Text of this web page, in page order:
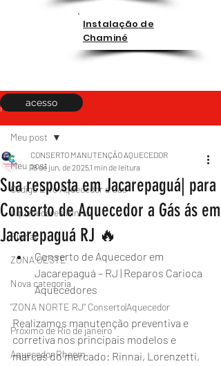
Instalação de
Chaminé
Post
Meu post
Código Erro Aquecedor a Gás
Aquecedores Rinnai
Rinnai
ZONA OESTE
Nova categoria
"ZONA NORTE RJ" Conserto|Aquecedor
Próximo de Rio de janeiro
Aquecedor Rheem
Meu post
Sua resposta em Jacarepaguá| para
Conserto de Aquecedor a Gás ás em
Jacarepaguá RJ 🔥
CONSERTO MANUTENÇÃO AQUECEDOR
18 de jun. de 20251 min de leitura
Conserto de Aquecedor em
Jacarepaguá – RJ | Reparos Carioca
Aquecedores
Realizamos manutenção preventiva e
corretiva nos principais modelos e
marcas do mercado: Rinnai, Lorenzetti,
acesso